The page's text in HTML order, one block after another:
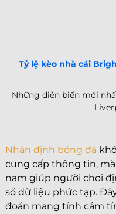
Tỷ lệ kèo nhà cái
Những diễn biến mới
Nhận định bóng đá
cung cấp thông tin,
nam giúp người chơi
số dữ liệu phức tạp.
đoán mang tính cảm